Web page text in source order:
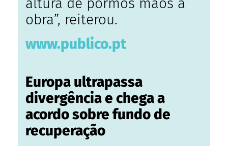
obra”, reiterou.
www.publico.pt
Europa ultrapassa
divergência e chega a
acordo sobre fundo de
recuperação